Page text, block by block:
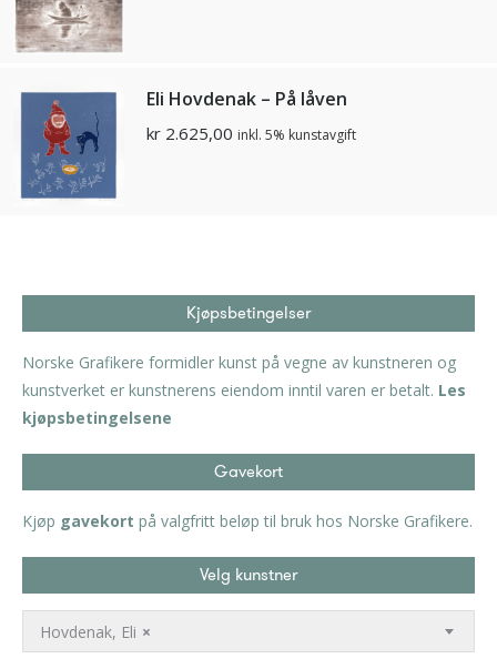
Eli Hovdenak – På låven
kr 2.625,00 inkl. 5% kunstavgift
Kjøpsbetingelser
Norske Grafikere formidler kunst på vegne av kunstneren og
kunstverket er kunstnerens eiendom inntil varen er betalt. Les
kjøpsbetingelsene
Gavekort
Kjøp gavekort på valgfritt beløp til bruk hos Norske Grafikere.
Velg kunstner
×
Hovdenak, Eli